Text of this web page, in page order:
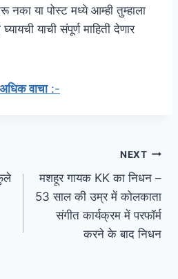
या पोस्ट मध्ये आम्ही तुम्हाला
याची संपूर्ण माहिती देणार
अधिक वाचा:-
NEXT
मशहूर गायक KK का निधन –
53 साल की उम्र में कोलकाता
संगीत कार्यक्रम में परफॉर्म
करने के बाद निधन